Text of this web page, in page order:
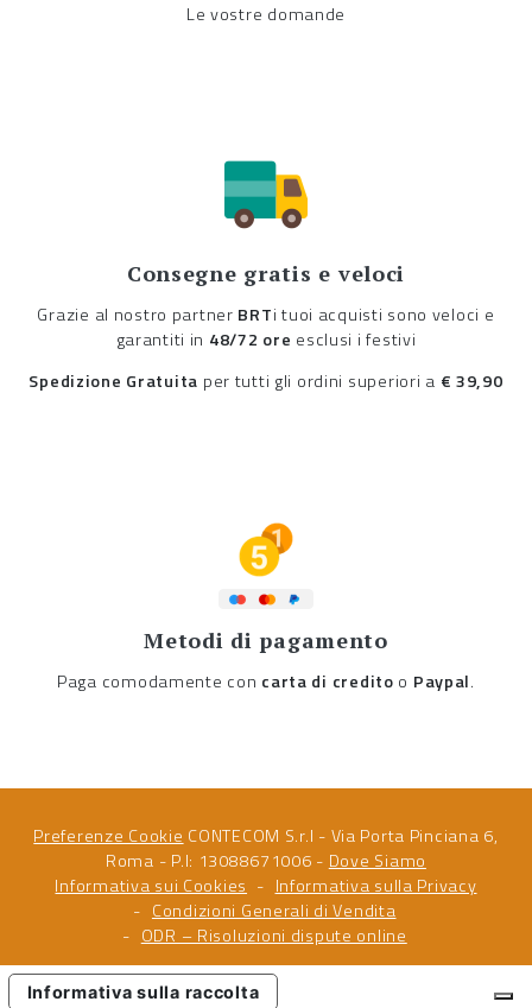
Le vostre domande
Consegne gratis e veloci
Grazie al nostro partner BRTi tuoi acquisti sono veloci e
garantiti in 48/72 ore esclusi i festivi
Spedizione Gratuita per tutti gli ordini superiori a € 39,90
Metodi di pagamento
Paga comodamente con carta di credito o Paypal.
Preferenze Cookie CONTECOM S.r.l - Via Porta Pinciana 6,
Roma - P.I: 13088671006 - Dove Siamo
Informativa sui Cookies
Informativa sulla Privacy
Condizioni Generali di Vendita
ODR – Risoluzioni dispute online
Informativa sulla raccolta